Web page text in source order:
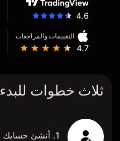
4.6
التقييمات والمراجعات
4.7
ثلاث خطوات للبدء
1. أنشئ حسابك (وفقًا لمعايير الأهلية)